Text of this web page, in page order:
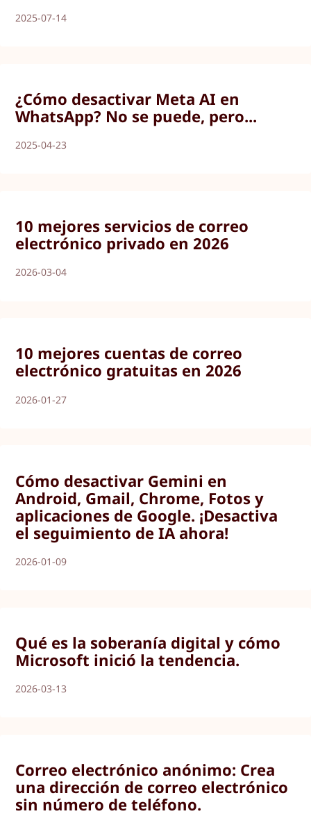
2025-07-14
¿Cómo desactivar Meta AI en
WhatsApp? No se puede, pero...
2025-04-23
10 mejores servicios de correo
electrónico privado en 2026
2026-03-04
10 mejores cuentas de correo
electrónico gratuitas en 2026
2026-01-27
Cómo desactivar Gemini en
Android, Gmail, Chrome, Fotos y
aplicaciones de Google. ¡Desactiva
el seguimiento de IA ahora!
2026-01-09
Qué es la soberanía digital y cómo
Microsoft inició la tendencia.
2026-03-13
Correo electrónico anónimo: Crea
una dirección de correo electrónico
sin número de teléfono.